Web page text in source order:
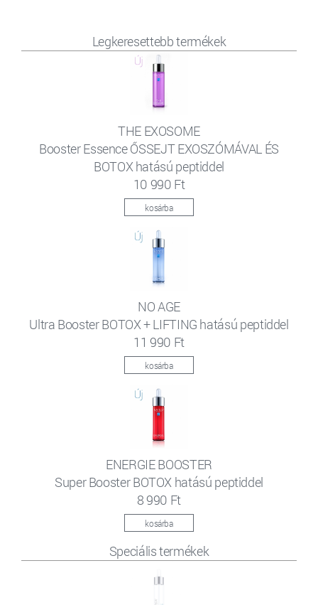
Legkeresettebb termékek
THE EXOSOME
Booster Essence ŐSSEJT EXOSZÓMÁVAL ÉS
BOTOX hatású peptiddel
10 990 Ft
kosárba
NO AGE
Ultra Booster BOTOX + LIFTING hatású peptiddel
11 990 Ft
kosárba
ENERGIE BOOSTER
Super Booster BOTOX hatású peptiddel
8 990 Ft
kosárba
Speciális termékek